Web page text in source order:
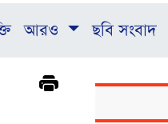
আরও ছবি সংবাদ